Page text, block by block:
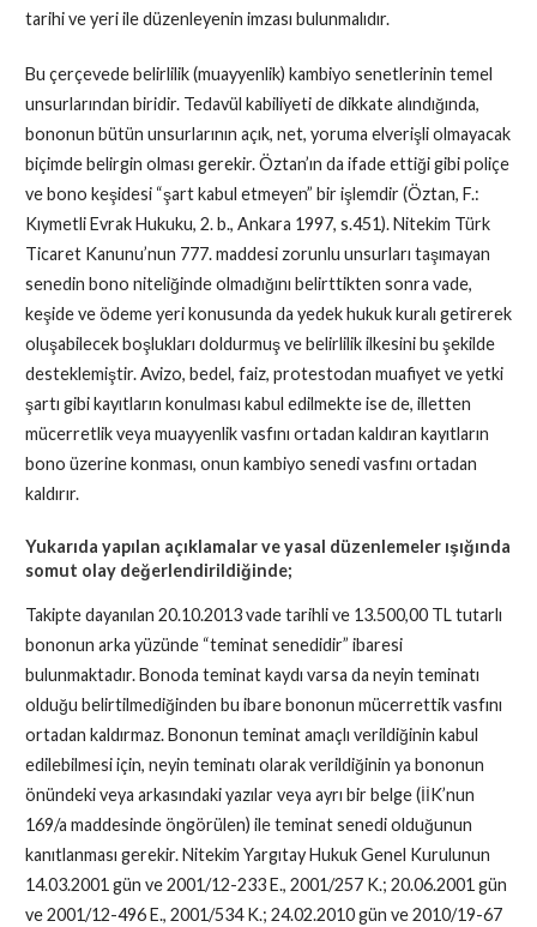
tarihi ve yeri ile düzenleyenin imzası bulunmalıdır.
Bu çerçevede belirlilik (muayyenlik) kambiyo senetlerinin temel
unsurlarından biridir. Tedavül kabiliyeti de dikkate alındığında,
bononun bütün unsurlarının açık, net, yoruma elverişli olmayacak
biçimde belirgin olması gerekir. Öztan’ın da ifade ettiği gibi poliçe
ve bono keşidesi “şart kabul etmeyen” bir işlemdir (Öztan, F.:
Kıymetli Evrak Hukuku, 2. b., Ankara 1997, s.451). Nitekim Türk
Ticaret Kanunu’nun 777. maddesi zorunlu unsurları taşımayan
senedin bono niteliğinde olmadığını belirttikten sonra vade,
keşide ve ödeme yeri konusunda da yedek hukuk kuralı getirerek
oluşabilecek boşlukları doldurmuş ve belirlilik ilkesini bu şekilde
desteklemiştir. Avizo, bedel, faiz, protestodan muafiyet ve yetki
şartı gibi kayıtların konulması kabul edilmekte ise de, illetten
mücerretlik veya muayyenlik vasfını ortadan kaldıran kayıtların
bono üzerine konması, onun kambiyo senedi vasfını ortadan
kaldırır.
Yukarıda yapılan açıklamalar ve yasal düzenlemeler ışığında
somut olay değerlendirildiğinde;
Takipte dayanılan 20.10.2013 vade tarihli ve 13.500,00 TL tutarlı
bononun arka yüzünde “teminat senedidir” ibaresi
bulunmaktadır. Bonoda teminat kaydı varsa da neyin teminatı
olduğu belirtilmediğinden bu ibare bononun mücerrettik vasfını
ortadan kaldırmaz. Bononun teminat amaçlı verildiğinin kabul
edilebilmesi için, neyin teminatı olarak verildiğinin ya bononun
önündeki veya arkasındaki yazılar veya ayrı bir belge (İİK’nun
169/a maddesinde öngörülen) ile teminat senedi olduğunun
kanıtlanması gerekir. Nitekim Yargıtay Hukuk Genel Kurulunun
14.03.2001 gün ve 2001/12-233 E., 2001/257 K.; 20.06.2001 gün
ve 2001/12-496 E., 2001/534 K.; 24.02.2010 gün ve 2010/19-67